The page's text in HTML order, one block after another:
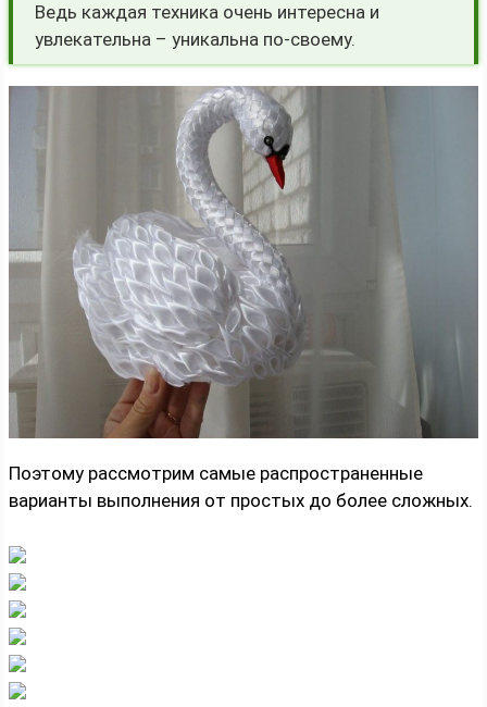
Ведь каждая техника очень интересна и
увлекательна – уникальна по-своему.
Поэтому рассмотрим самые распространенные
варианты выполнения от простых до более сложных.